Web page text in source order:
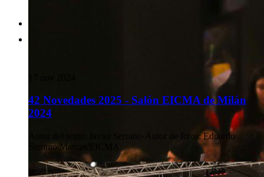
42 Novedades 2025 - Salón EICMA de Milán
2024
Autor de fotos: Eduardo
Serrano/Marcas/EICMA